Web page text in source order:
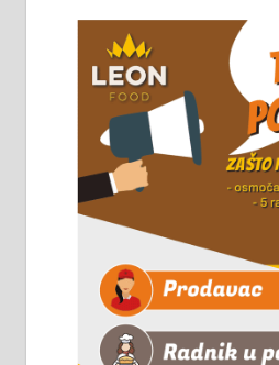
информација
стовариште у
Горког 26 сваког
8 до 15 часова. 063/
Чистим све
061/32-13-445